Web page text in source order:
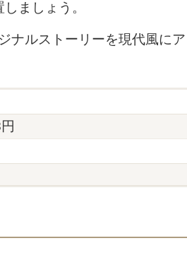
ましょう。
ナルストーリーを現代風にア